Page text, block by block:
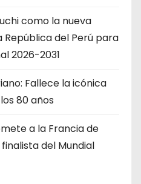
como la nueva
del Perú para
2026-2031
Fallece la icónica
80 años
a la Francia de
del Mundial